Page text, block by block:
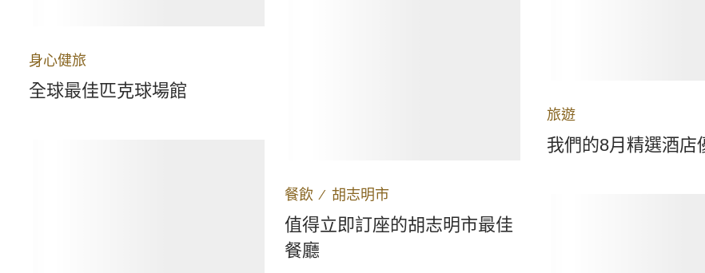
身心健旅
全球最佳匹克球場館
餐飲 ∕ 胡志明市
值得立即訂座的胡志明市最佳
餐廳
旅遊
我們的8月精選酒店